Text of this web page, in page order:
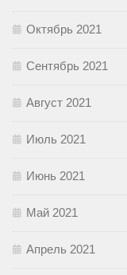
Октябрь 2021
Сентябрь 2021
Август 2021
Июль 2021
Июнь 2021
Май 2021
Апрель 2021